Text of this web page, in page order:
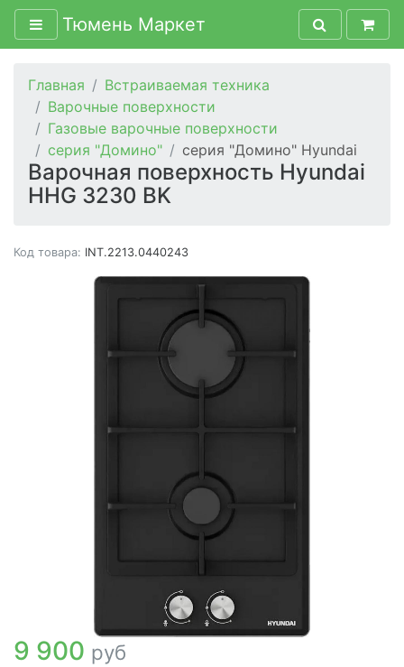
Тюмень Маркет
Главная
Встраиваемая техника
Варочные поверхности
Газовые варочные поверхности
серия "Домино"
серия "Домино" Hyundai
Варочная поверхность Hyundai
HHG 3230 BK
Код товара: INT.2213.0440243
9 900 руб